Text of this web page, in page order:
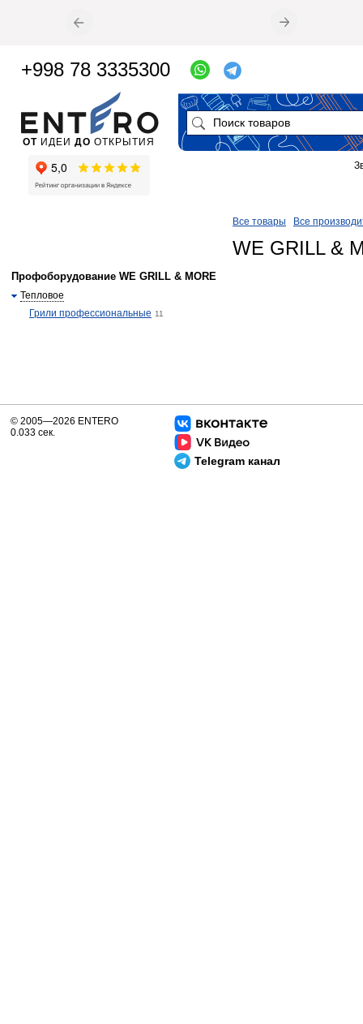
Все товары Все
WE GRILL &
Профоборудование WE GRILL & MORE
Тепловое
Грили профессиональные 11
ОТ ИДЕИ ДО ОТКРЫТИЯ
+998 78 3335300
Telegram канал
© 2005—2026 ENTERO
0.033 сек.